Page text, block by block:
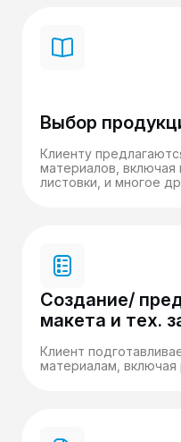
Выбор
Клиенту
материалов, включая
листовки, и многое
Создание/
макета и тех.
Клиент
материалам,